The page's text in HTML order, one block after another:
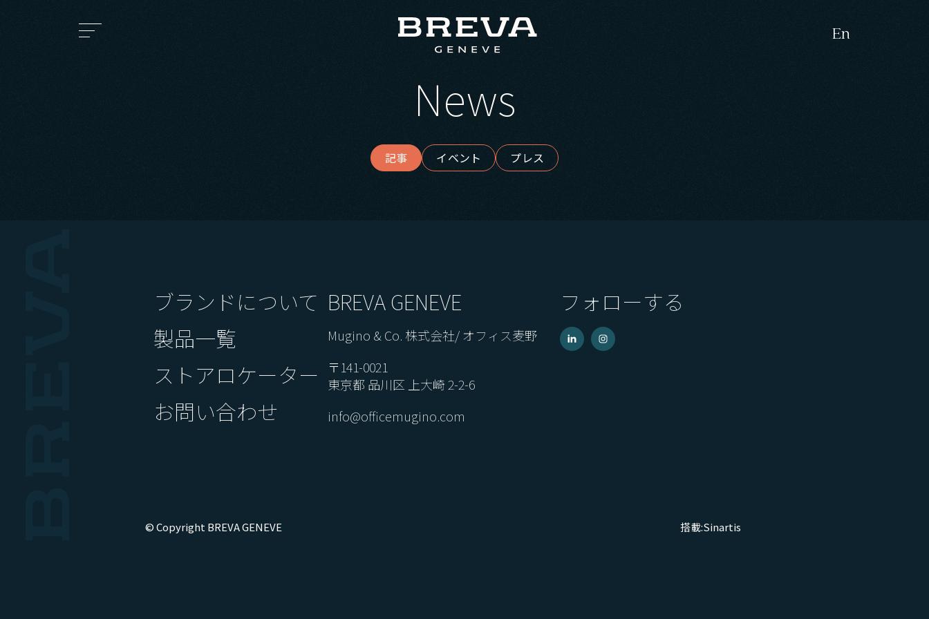
en
News
記事 イベント プレス
Footer menu
ブランドについて
製品一覧
ストアロケーター
お問い合わせ
BREVA GENEVE
Mugino & Co. 株式会社/ オフィス麦野
〒141-0021
東京都 品川区 上大崎 2-2-6
info@officemugino.com
フォローする
© Copyright BREVA GENEVE 搭載:Sinartis